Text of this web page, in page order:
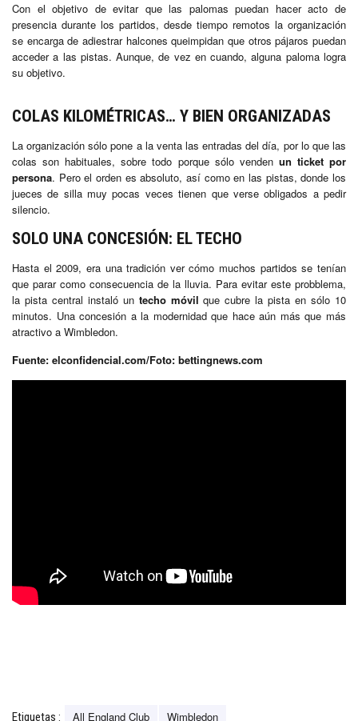
Con el objetivo de evitar que las palomas puedan hacer acto de
presencia durante los partidos, desde tiempo remotos la organización
se encarga de adiestrar halcones queimpidan que otros pájaros puedan
acceder a las pistas. Aunque, de vez en cuando, alguna paloma logra
su objetivo.
COLAS KILOMÉTRICAS… Y BIEN ORGANIZADAS
La organización sólo pone a la venta las entradas del día, por lo que las
colas son habituales, sobre todo porque sólo venden un ticket por
persona. Pero el orden es absoluto, así como en las pistas, donde los
jueces de silla muy pocas veces tienen que verse obligados a pedir
silencio.
SOLO UNA CONCESIÓN: EL TECHO
Hasta el 2009, era una tradición ver cómo muchos partidos se tenían
que parar como consecuencia de la lluvia. Para evitar este probblema,
la pista central instaló un techo móvilque cubre la pista en sólo 10
minutos. Una concesión a la modernidad que hace aún más que más
atractivo a Wimbledon.
Fuente: elconfidencial.com/Foto: bettingnews.com
Etiquetas : All England Club Wimbledon